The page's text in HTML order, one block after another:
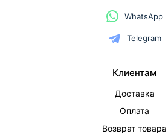
WhatsApp
Telegram
Клиентам
Доставка
Оплата
Возврат товара